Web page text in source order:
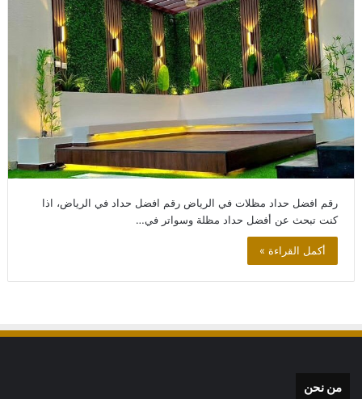
رقم افضل حداد مظلات في الرياض رقم افضل حداد في الرياض، اذا
كنت تبحث عن أفضل حداد مظلة وسواتر في…
أكمل القراءة »
من نحن